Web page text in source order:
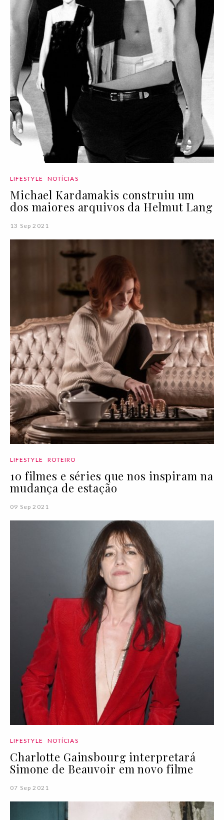
LIFESTYLE NOTÍCIAS
Michael Kardamakis construiu um
dos maiores arquivos da Helmut Lang
13 Sep 2021
LIFESTYLE ROTEIRO
10 filmes e séries que nos inspiram na
mudança de estação
09 Sep 2021
LIFESTYLE NOTÍCIAS
Charlotte Gainsbourg interpretará
Simone de Beauvoir em novo filme
07 Sep 2021